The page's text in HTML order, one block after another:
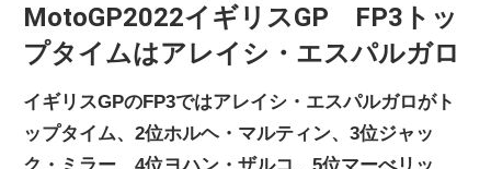
バ
イ
MotoGP2022イギリスGP FP3トッ
プタイムはアレイシ・エスパルガロ
イギリスGPのFP3ではアレイシ・エスパルガロがト
ップタイム、2位ホルヘ・マルティン、3位ジャッ